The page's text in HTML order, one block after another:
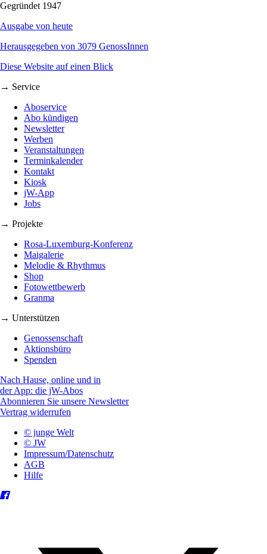
Gegründet 1947
Ausgabe von heute
Herausgegeben von 3079 GenossInnen
Diese Website auf einen Blick
→ Service
Aboservice
Abo kündigen
Newsletter
Werben
Veranstaltungen
Terminkalender
Kontakt
Kiosk
jW-App
Jobs
→ Projekte
Rosa-Luxemburg-Konferenz
Maigalerie
Melodie & Rhythmus
Shop
Fotowettbewerb
Granma
→ Unterstützen
Genossenschaft
Aktionsbüro
Spenden
Nach Hause, online und in
der App: die jW-Abos
Abonnieren Sie unsere Newsletter
Vertrag widerrufen
© junge Welt
© JW
Impressum/Datenschutz
AGB
Hilfe